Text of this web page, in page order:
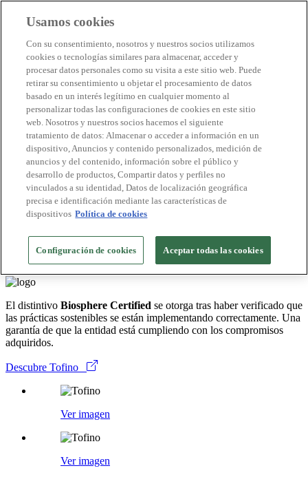
Empresas Biosphere
Cómo valoramos
Quienes somos
ES
English
Português
Français
Català
Deutsch
Türkçe
El distintivoBiosphere Certifiedse otorga tras haber verificado que
las prácticas sostenibles se están implementando correctamente. Una
Descubre Tofino
Destinos>
Canadá
Tofino
El distintivo Biosphere Certified se otorga tras haber verificado que
las prácticas sostenibles se están implementando correctamente. Una
garantía de que la entidad está cumpliendo con los compromisos
adquiridos.
Descubre Tofino
Ver imagen
Ver imagen
Usamos cookies
Con su consentimiento, nosotros y nuestros socios utilizamos
cookies o tecnologías similares para almacenar, acceder y
procesar datos personales como su visita a este sitio web. Puede
retirar su consentimiento u objetar el procesamiento de datos
basado en un interés legítimo en cualquier momento al
personalizar todas las configuraciones de cookies en este sitio
web. Nosotros y nuestros socios hacemos el siguiente
tratamiento de datos: Almacenar o acceder a información en un
dispositivo, Anuncios y contenido personalizados, medición de
anuncios y del contenido, información sobre el público y
desarrollo de productos, Compartir datos y perfiles no
vinculados a su identidad, Datos de localización geográfica
precisa e identificación mediante las características de
dispositivos Política de cookies
Configuración de cookies Aceptar todas las cookies